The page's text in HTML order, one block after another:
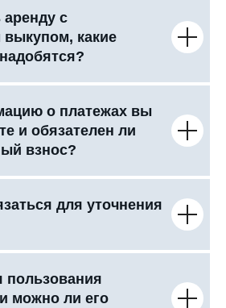
с
какие
о платежах вы
и обязателен ли
взнос?
для уточнения
пользования
можно ли его